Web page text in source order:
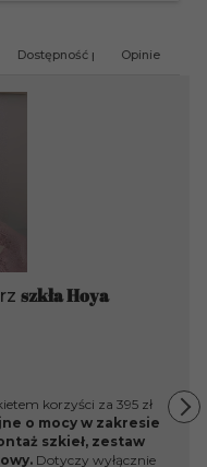
Dostępność produktu
Opinie
szkła Hoya
korzyści za 395 zł
o mocy w zakresie
szkieł, zestaw
Dotyczy wyłącznie